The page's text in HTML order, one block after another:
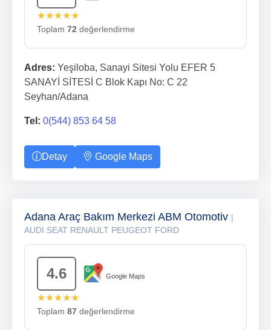
★★★★★
Toplam 72 değerlendirme
Adres: Yeşiloba, Sanayi Sitesi Yolu EFER 5
SANAYİ SİTESİ C Blok Kapı No: C 22
Seyhan/Adana
Tel: 0(544) 853 64 58
Detay Google Maps
Adana Araç Bakım Merkezi ABM Otomotiv |
AUDI SEAT RENAULT PEUGEOT FORD
4.6 Google Maps
★★★★★
Toplam 87 değerlendirme